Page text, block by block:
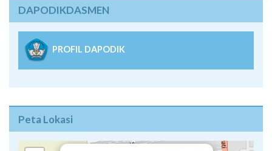
DAPODIKDASMEN
PROFIL DAPODIK
Peta Lokasi